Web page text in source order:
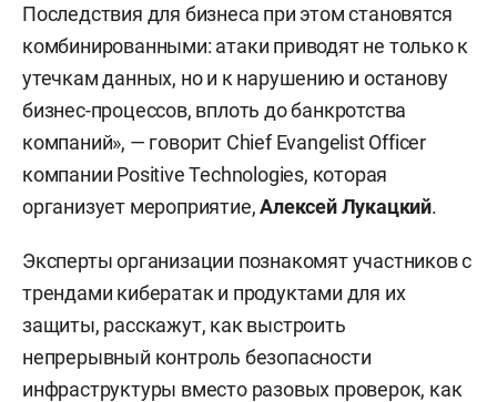
Последствия для бизнеса при этом становятся
комбинированными: атаки приводят не только к
утечкам данных, но и к нарушению и останову
бизнес-процессов, вплоть до банкротства
компаний», — говорит Chief Evangelist Officer
компании Positive Technologies, которая
организует мероприятие,Алексей Лукацкий.
Эксперты организации познакомят участников с
трендами кибератак и продуктами для их
защиты, расскажут, как выстроить
непрерывный контроль безопасности
инфраструктуры вместо разовых проверок, как